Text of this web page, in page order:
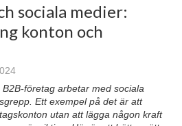
sociala medier:
konton och
företag arbetar med sociala
Ett exempel på det är att
utan att lägga någon kraft